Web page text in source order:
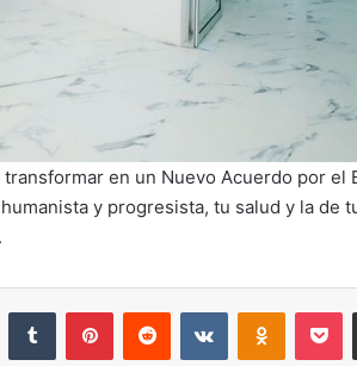
en un Nuevo Acuerdo por el
y progresista, tu salud y la de
Tumblr PinterestReddit VKontakte